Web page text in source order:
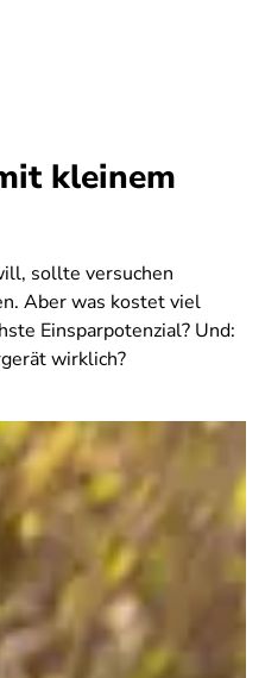
kleinem
sollte versuchen
Aber was kostet viel
Einsparpotenzial? Und:
wirklich?